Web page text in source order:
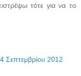
τότε για να το
Σεπτεμβρίου 2012